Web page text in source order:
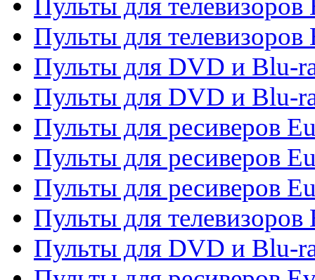
Пульты для телевизоров
Пульты для телевизоров
Пульты для DVD и Blu-
Пульты для DVD и Blu-
Пульты для ресиверов
Пульты для ресиверов
Пульты для ресиверов
Пульты для телевизоров
Пульты для DVD и Blu-